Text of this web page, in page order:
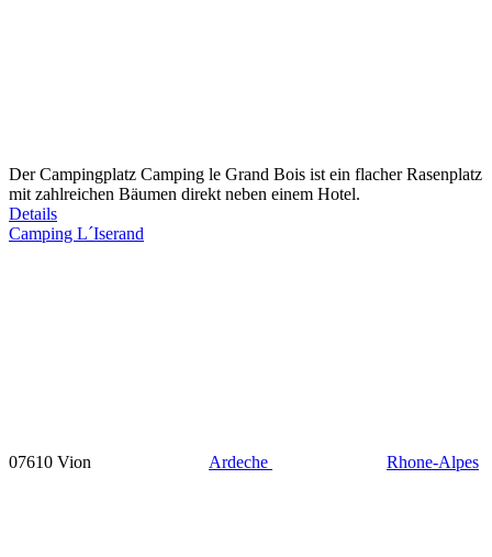
Der Campingplatz Camping le Grand Bois ist ein flacher Rasenplatz
mit zahlreichen Bäumen direkt neben einem Hotel.
Details
Camping L´Iserand
07610 Vion Ardeche Rhone-Alpes